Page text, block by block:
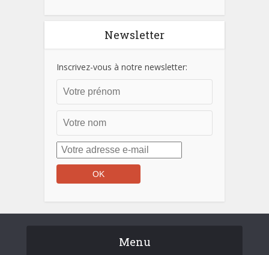
Newsletter
Inscrivez-vous à notre newsletter:
Menu